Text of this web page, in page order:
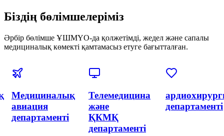
Біздің бөлімшелеріміз
Әрбір бөлімше ҰШМҮО-да қолжетімді, жедел және сапалы
медициналық көмекті қамтамасыз етуге бағытталған.
Эндоваскулярлық
хирургия
және
Акушерлік
және
гинекология
орталығы
Акушерлік
департаменті